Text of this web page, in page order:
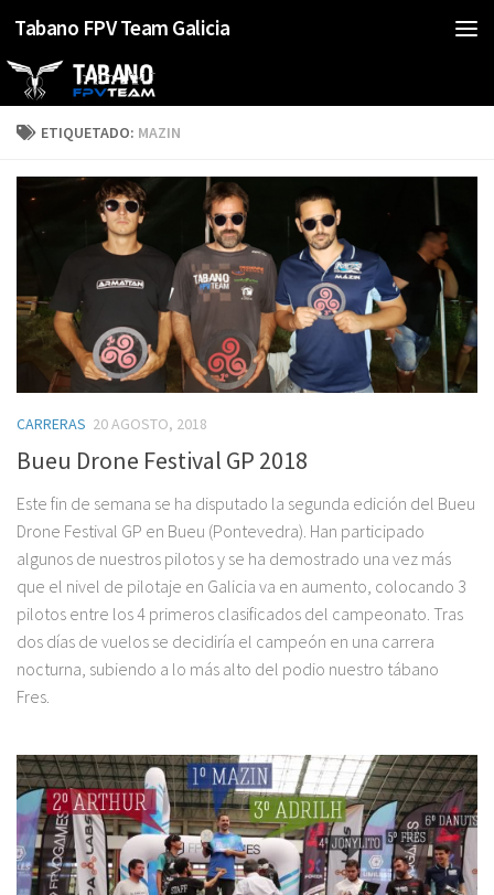
Saltar al contenido
Tabano FPV Team Galicia
ETIQUETADO: MAZIN
CARRERAS 20 AGOSTO, 2018
Bueu Drone Festival GP 2018
Este fin de semana se ha disputado la segunda edición del Bueu
Drone Festival GP en Bueu (Pontevedra). Han participado
algunos de nuestros pilotos y se ha demostrado una vez más
que el nivel de pilotaje en Galicia va en aumento, colocando 3
pilotos entre los 4 primeros clasificados del campeonato. Tras
dos días de vuelos se decidiría el campeón en una carrera
nocturna, subiendo a lo más alto del podio nuestro tábano
Fres.